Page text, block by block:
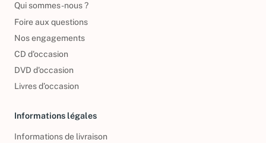
Qui sommes-nous ?
Foire aux questions
Nos engagements
CD d'occasion
DVD d'occasion
Livres d’occasion
Informations légales
Informations de livraison